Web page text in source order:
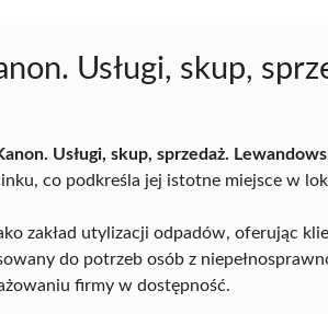
Usługi, skup,
Usługi, skup, sprzedaż.
co podkreśla jej istotne miejsce w
zakład utylizacji odpadów, oferując
do potrzeb osób z
firmy w dostępność.